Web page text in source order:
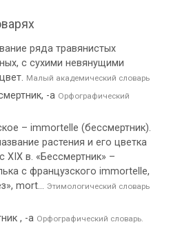
ряда травянистых
с сухими невянущими
Малый академический словарь
-а Орфографический
– immortelle (бессмертник).
растения и его цветка
XIX в. «Бессмертник» –
с французского immortelle,
mort... Этимологический словарь
, -а Орфографический словарь.